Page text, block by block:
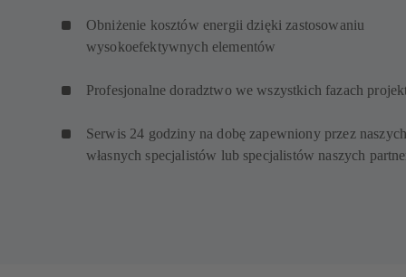
Obniżenie kosztów energii dzięki zastosowaniu
wysokoefektywnych elementów
Profesjonalne doradztwo we wszystkich fazach
Serwis 24 godziny na dobę zapewniony przez
własnych specjalistów lub specjalistów naszych